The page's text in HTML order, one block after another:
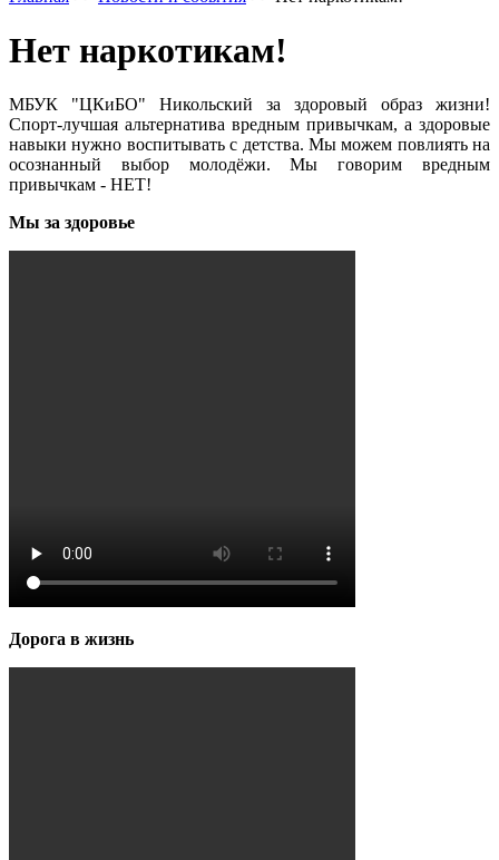
Нет наркотикам!
МБУК "ЦКиБО" Никольский за здоровый образ жизни!
Спорт-лучшая альтернатива вредным привычкам, а здоровые
навыки нужно воспитывать с детства. Мы можем повлиять на
осознанный выбор молодёжи. Мы говорим вредным
привычкам - НЕТ!
Мы за здоровье
Дорога в жизнь